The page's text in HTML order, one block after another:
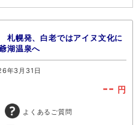
幌発、白老ではアイヌ文化に
湖温泉へ
年3月31日
-- 円
よくあるご質問